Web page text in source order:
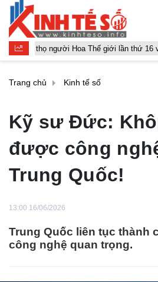
người Hoa Thế giới lần thứ 16 và Hội
Trang chủ Kinh tế số
Kỹ sư Đức:
được công
Trung Quốc!
13:00 16/06/2026
Trung Quốc liên tục thành
công nghệ quan trọng.